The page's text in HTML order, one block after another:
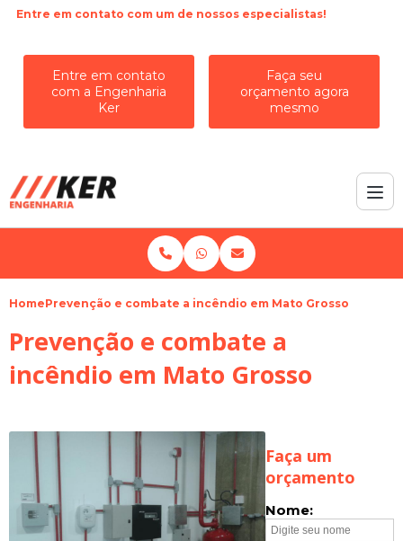
Entre em contato com um de nossos especialistas!
Entre em contato
com a Engenharia
Ker
Faça seu
orçamento agora
mesmo
HomePrevenção e combate a incêndio em Mato Grosso
Prevenção e combate a
incêndio em Mato Grosso
Faça um
orçamento
Nome: